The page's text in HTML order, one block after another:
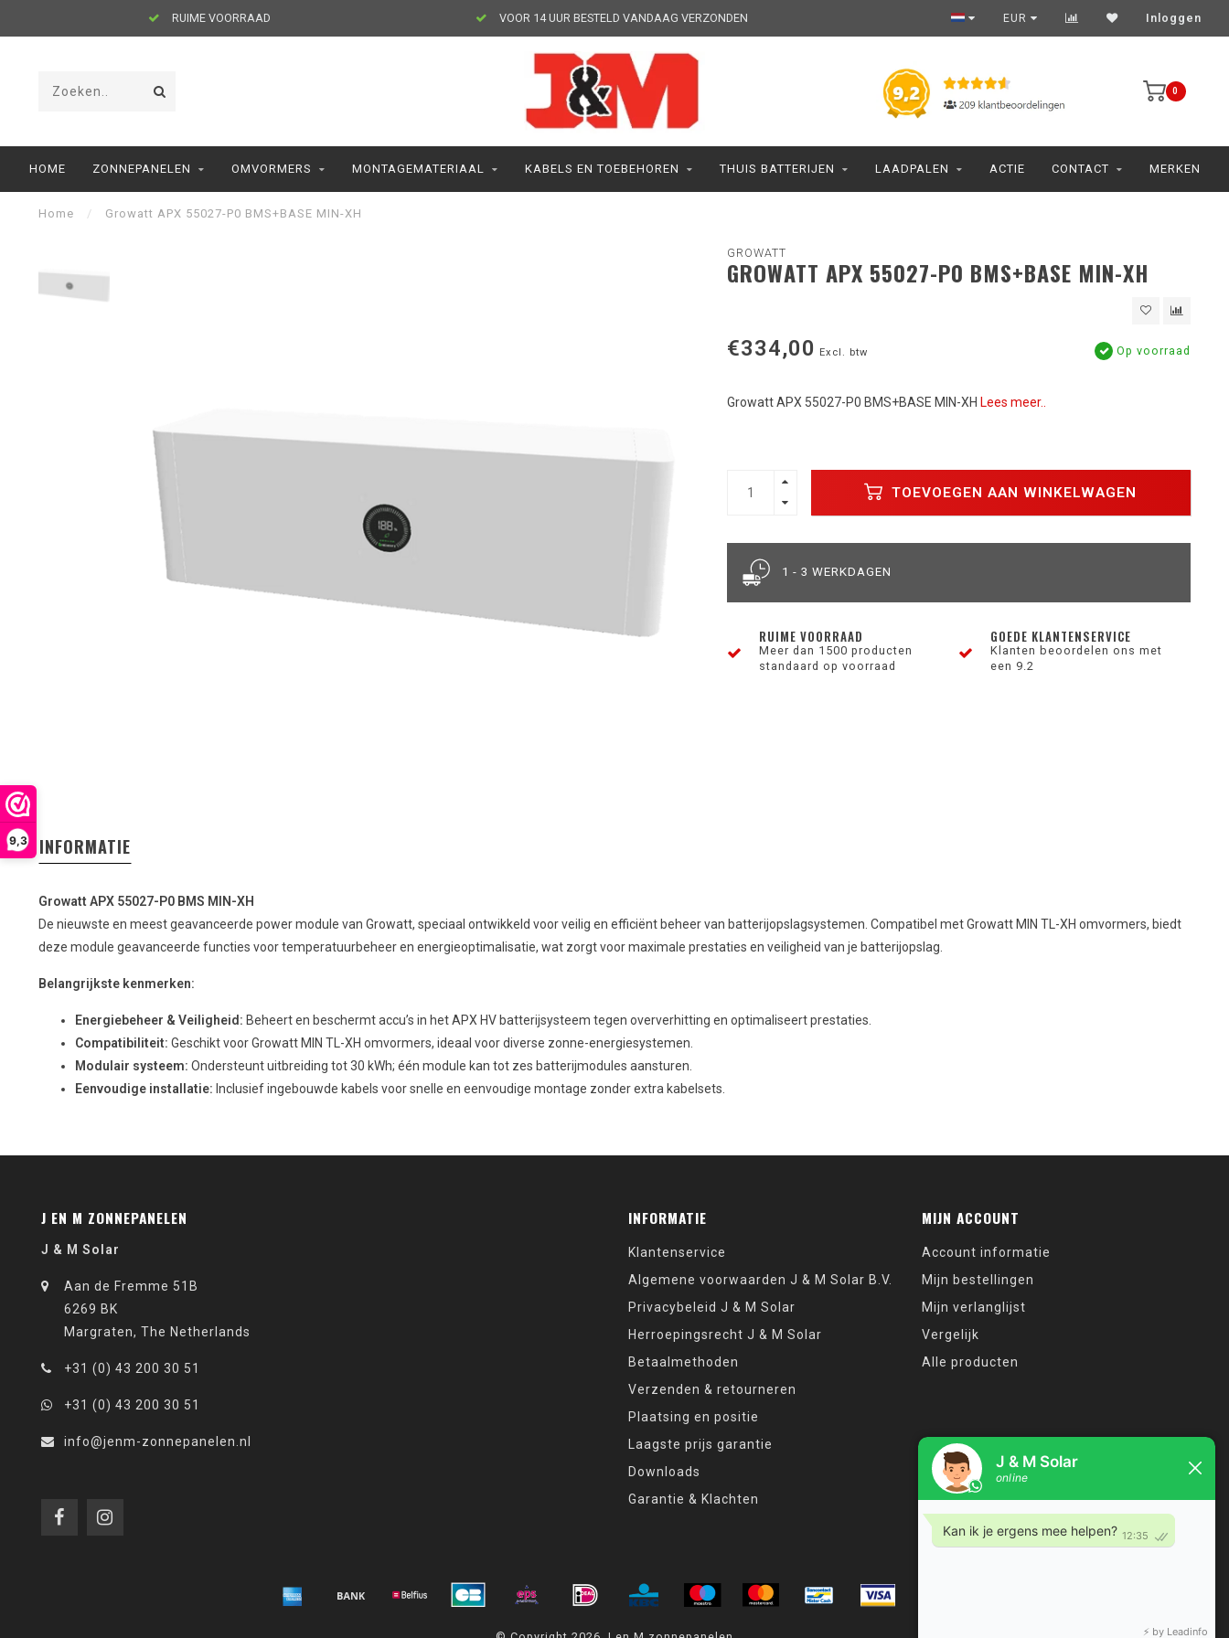
9,3
RUIME VOORRAAD VOOR 14 UUR BESTELD VANDAAG VERZONDEN EUR Inloggen
0
HOME ZONNEPANELEN OMVORMERS MONTAGEMATERIAAL KABELS EN TOEBEHOREN THUIS BATTERIJEN LAADPALEN ACTIE CONTACT MERKEN
Home / Growatt APX 55027-P0 BMS+BASE MIN-XH
GROWATT
GROWATT APX 55027-P0 BMS+BASE MIN-XH
€334,00 Excl. btw Op voorraad
Growatt APX 55027-P0 BMS+BASE MIN-XH Lees meer..
TOEVOEGEN AAN WINKELWAGEN
1 - 3 WERKDAGEN
RUIME VOORRAAD
Meer dan 1500 producten
standaard op voorraad
GOEDE KLANTENSERVICE
Klanten beoordelen ons met
een 9.2
INFORMATIE
Growatt APX 55027-P0 BMS MIN-XH
De nieuwste en meest geavanceerde power module van Growatt, speciaal ontwikkeld voor veilig en efficiënt beheer van batterijopslagsystemen. Compatibel met Growatt MIN TL-XH omvormers, biedt
deze module geavanceerde functies voor temperatuurbeheer en energieoptimalisatie, wat zorgt voor maximale prestaties en veiligheid van je batterijopslag.
Belangrijkste kenmerken:
Energiebeheer & Veiligheid: Beheert en beschermt accu’s in het APX HV batterijsysteem tegen oververhitting en optimaliseert prestaties.
Compatibiliteit: Geschikt voor Growatt MIN TL-XH omvormers, ideaal voor diverse zonne-energiesystemen.
Modulair systeem: Ondersteunt uitbreiding tot 30 kWh; één module kan tot zes batterijmodules aansturen.
Eenvoudige installatie: Inclusief ingebouwde kabels voor snelle en eenvoudige montage zonder extra kabelsets.
J EN M ZONNEPANELEN
J & M Solar
Aan de Fremme 51B
6269 BK
Margraten, The Netherlands
+31 (0) 43 200 30 51
+31 (0) 43 200 30 51
info@jenm-zonnepanelen.nl
INFORMATIE
Klantenservice
Algemene voorwaarden J & M Solar B.V.
Privacybeleid J & M Solar
Herroepingsrecht J & M Solar
Betaalmethoden
Verzenden & retourneren
Plaatsing en positie
Laagste prijs garantie
Downloads
Garantie & Klachten
MIJN ACCOUNT
Account informatie
Mijn bestellingen
Mijn verlanglijst
Vergelijk
Alle producten